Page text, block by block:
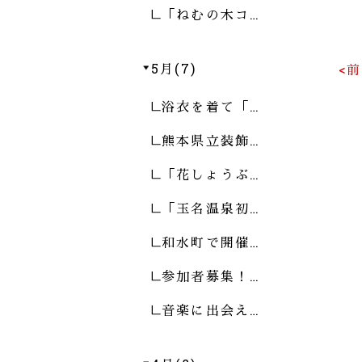
<
「ねむの木コ…
5月(7)
浴衣を着て「…
熊本県立装飾…
「花しょうぶ…
「玉名温泉初…
和水町で開催…
参加者募集！…
音楽に出会え…